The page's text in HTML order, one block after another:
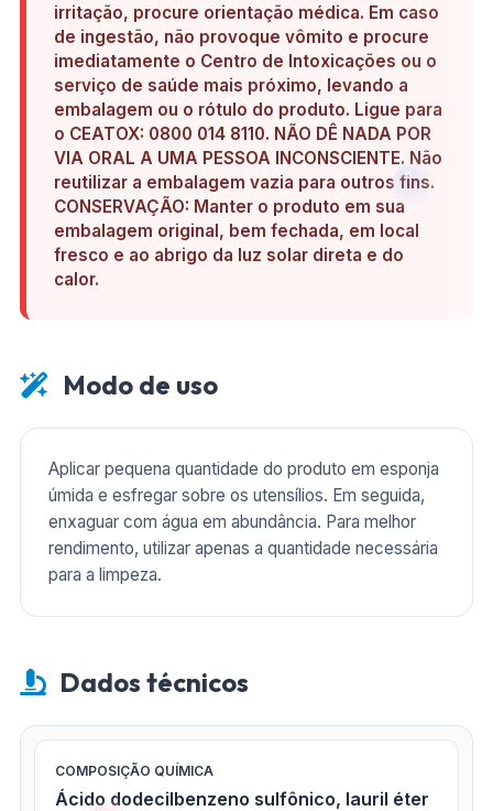
irritação, procure orientação médica. Em caso
de ingestão, não provoque vômito e procure
imediatamente o Centro de Intoxicações ou o
serviço de saúde mais próximo, levando a
embalagem ou o rótulo do produto. Ligue para
o CEATOX: 0800 014 8110. NÃO DÊ NADA POR
VIA ORAL A UMA PESSOA INCONSCIENTE. Não
reutilizar a embalagem vazia para outros fins.
CONSERVAÇÃO: Manter o produto em sua
embalagem original, bem fechada, em local
fresco e ao abrigo da luz solar direta e do
calor.
Modo de uso
Aplicar pequena quantidade do produto em esponja
úmida e esfregar sobre os utensílios. Em seguida,
enxaguar com água em abundância. Para melhor
rendimento, utilizar apenas a quantidade necessária
para a limpeza.
Dados técnicos
COMPOSIÇÃO QUÍMICA
Ácido dodecilbenzeno sulfônico, lauril éter